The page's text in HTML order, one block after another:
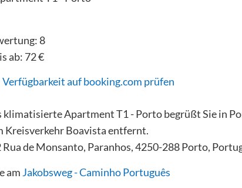
8
ab: 72€
Verfügbarkeit auf booking.com prüfen
klimatisierte Apartment T1 - Porto begrüßt Sie in
Kreisverkehr Boavista entfernt.
Rua de Monsanto, Paranhos, 4250-288 Porto,
am Jakobsweg - Caminho Português